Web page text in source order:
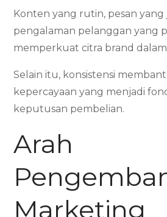
Konten yang rutin, pesan yang
pengalaman pelanggan yang
memperkuat citra brand
Selain itu, konsistensi
kepercayaan yang menjadi
keputusan pembelian.
Arah
Marketing